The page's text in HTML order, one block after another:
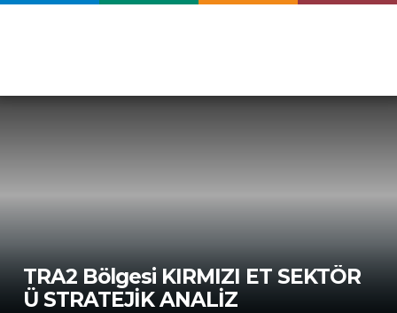
TRA2 Bölgesi KIRMIZI ET SEKTÖR
Ü STRATEJİK ANALİZ